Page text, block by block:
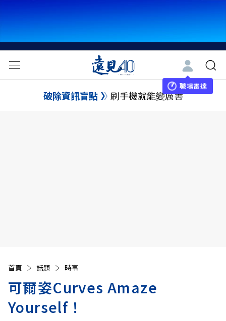
職場雷達
破除資訊盲點 刷手機就能變厲害
首頁 話題 時事
可爾姿Curves Amaze
Yourself！